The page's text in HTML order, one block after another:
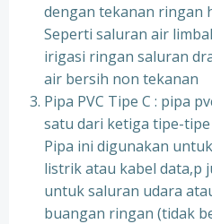
dengan tekanan ringan
Seperti saluran air
irigasi ringan saluran
air bersih non tekanan
Pipa PVC Tipe C : pipa
satu dari ketiga tipe-
Pipa ini digunakan
listrik atau kabel data,p
untuk saluran udara
buangan ringan (tidak